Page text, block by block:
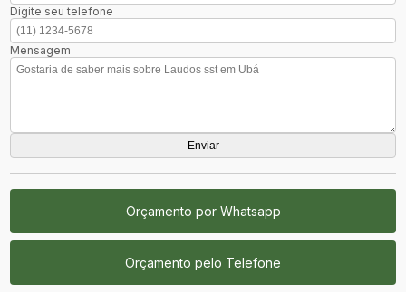
Digite seu telefone
Mensagem
Orçamento por Whatsapp
Orçamento pelo Telefone